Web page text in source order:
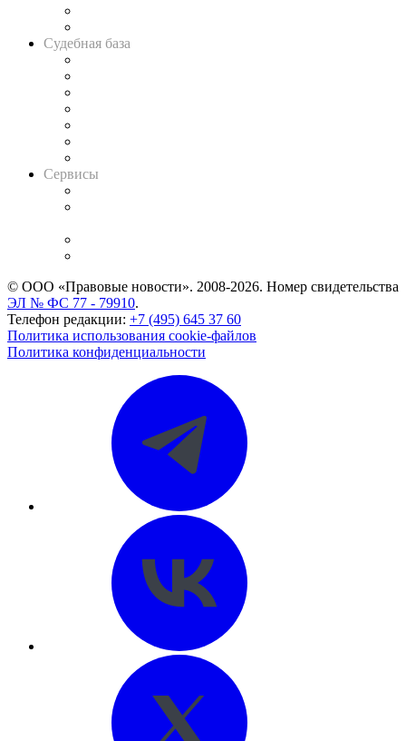
Судебная база
Сервисы
© ООО «Правовые новости». 2008-2026. Номер свидетельства
ЭЛ № ФС 77 - 79910.
Телефон редакции: +7 (495) 645 37 60
Политика использования cookie-файлов
Политика конфиденциальности